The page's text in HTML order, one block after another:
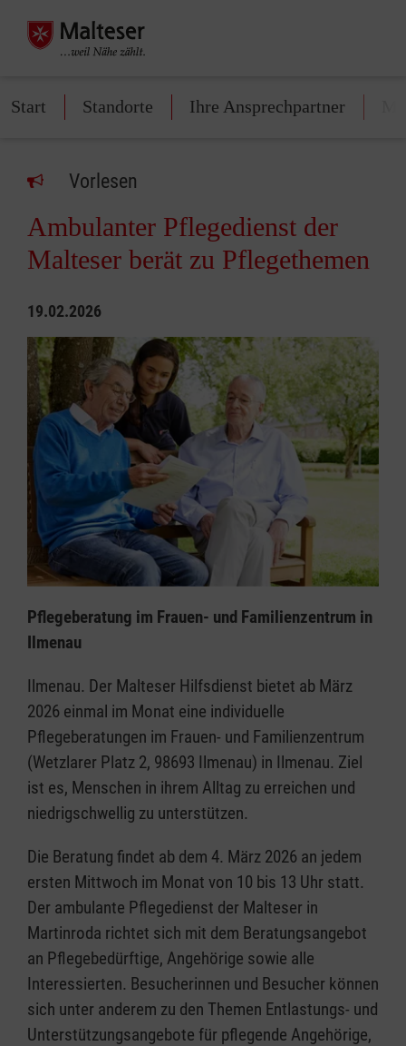
Start Standorte Ihre Ansprechpartner
Vorlesen
Ambulanter Pflegedienst der
Malteser berät zu Pflegethemen
19.02.2026
Pflegeberatung im Frauen- und Familienzentrum in
Ilmenau
Ilmenau. Der Malteser Hilfsdienst bietet ab März
2026 einmal im Monat eine individuelle
Pflegeberatungen im Frauen- und Familienzentrum
(Wetzlarer Platz 2, 98693 Ilmenau) in Ilmenau. Ziel
ist es, Menschen in ihrem Alltag zu erreichen und
niedrigschwellig zu unterstützen.
Die Beratung findet ab dem 4. März 2026 an jedem
ersten Mittwoch im Monat von 10 bis 13 Uhr statt.
Der ambulante Pflegedienst der Malteser in
Martinroda richtet sich mit dem Beratungsangebot
an Pflegebedürftige, Angehörige sowie alle
Interessierten. Besucherinnen und Besucher können
sich unter anderem zu den Themen Entlastungs- und
Unterstützungsangebote für pflegende Angehörige,